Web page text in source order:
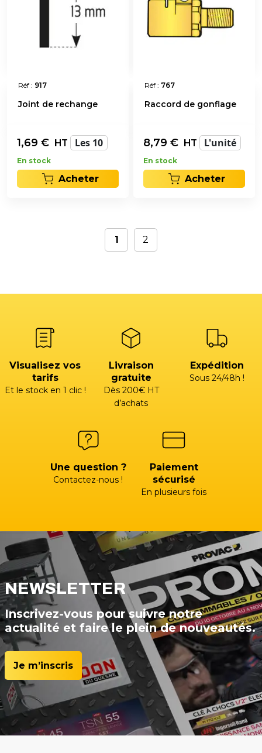
Réf : 917
Joint de rechange
1,69 € HT Les 10
En stock
Acheter
Réf : 767
Raccord de gonflage
8,79 € HT L'unité
En stock
Acheter
1 2
Visualisez vos
tarifs
Et le stock en 1 clic !
Livraison
gratuite
Dès 200€ HT
d’achats
Expédition
Sous 24/48h !
Une question ?
Contactez-nous !
Paiement
sécurisé
En plusieurs fois
NEWSLETTER
Inscrivez-vous pour suivre notre
actualité et faire le plein de nouveautés.
Je m’inscris